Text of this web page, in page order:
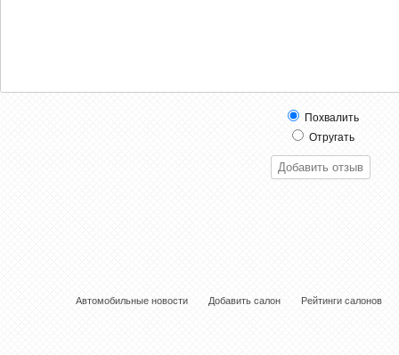
Похвалить
Отругать
Автомобильные новости Добавить салон Рейтинги салонов